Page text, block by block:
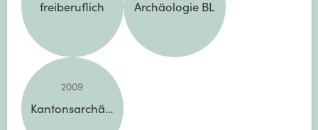
freiberuflich Archäologie BL
2009
Kantonsarchäologe